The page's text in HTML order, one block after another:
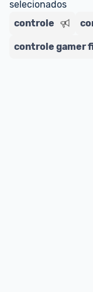
selecionados
controle
controle gamer